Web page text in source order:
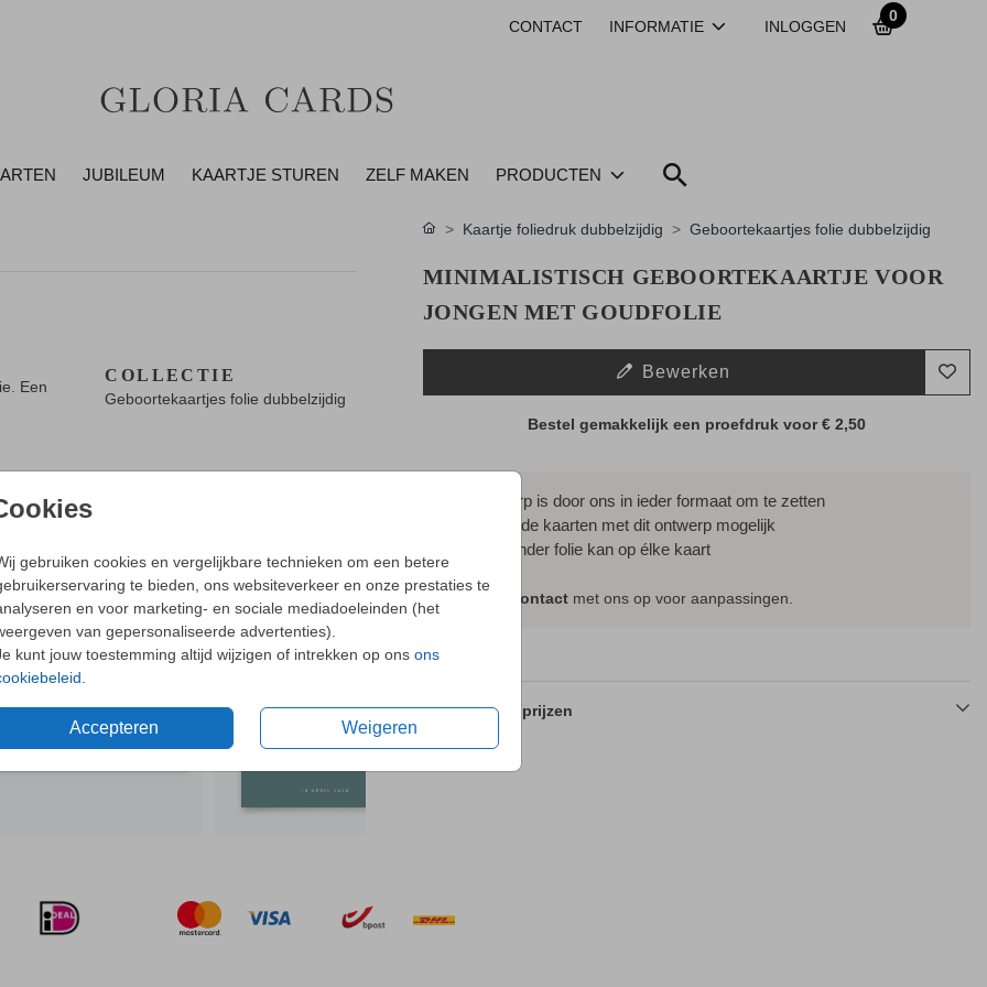
CONTACT INFORMATIE INLOGGEN
0
JUBILEUM KAARTJE STUREN ZELF MAKEN PRODUCTEN
gebruiken cookies en vergelijkbare technieken om een betere
te bieden, ons websiteverkeer en onze prestaties te
en voor marketing- en sociale mediadoeleinden (het
van gepersonaliseerde advertenties).
kunt jouw toestemming altijd wijzigen of intrekken op ons ons
Accepteren Weigeren
Een
COLLECTIE
Geboortekaartjes folie dubbelzijdig
OOK LEUK
Kaartje foliedruk dubbelzijdig Geboortekaartjes folie dubbelzijdig
MINIMALISTISCH GEBOORTEKAARTJE VOOR
JONGEN MET GOUDFOLIE
Bewerken
Bestel gemakkelijk een proefdruk voor€ 2,50
- Dit ontwerp is door ons in ieder formaat om te zetten
- Bijpassende kaarten met dit ontwerp mogelijk
- Met of zonder folie kan op élke kaart
contactmet ons op voor aanpassingen.
Formaten en prijzen